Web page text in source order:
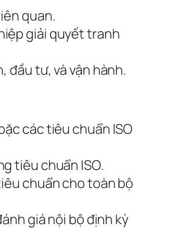
quan.
giải quyết tranh
đầu tư, và vận hành.
các tiêu chuẩn ISO
tiêu chuẩn ISO.
chuẩn cho toàn bộ
giá nội bộ định kỳ